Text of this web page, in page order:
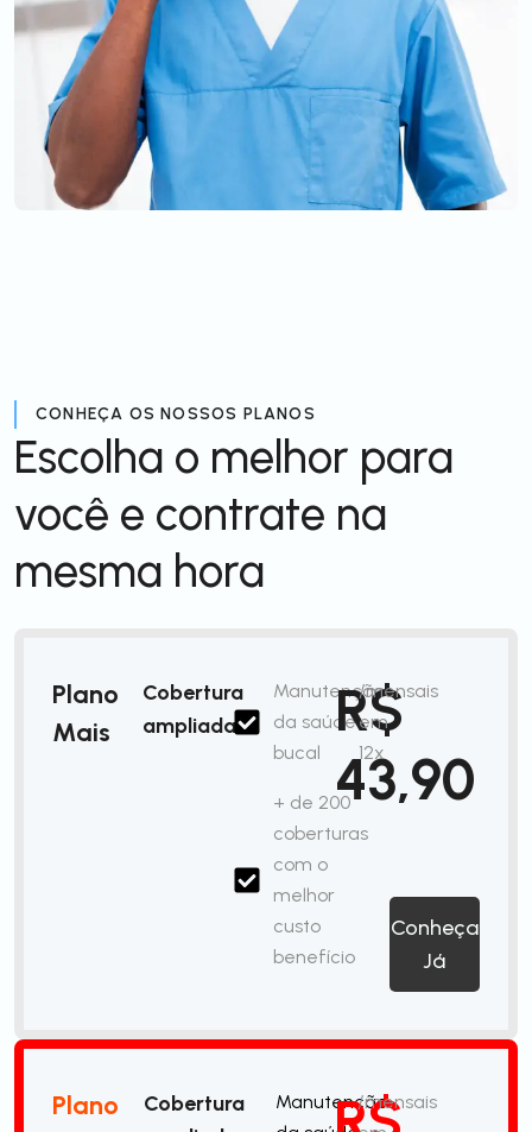
CONHEÇA OS NOSSOS PLANOS
Escolha o melhor para
você e contrate na
mesma hora
Plano
Mais
Cobertura
ampliada
Manutenção
da saúde
bucal
+ de 200
coberturas
com o
melhor
custo
benefício
R$
43,90
/mensais
em
12x
Conheça
Já
Plano
Cobertura
Manutenção/mensais